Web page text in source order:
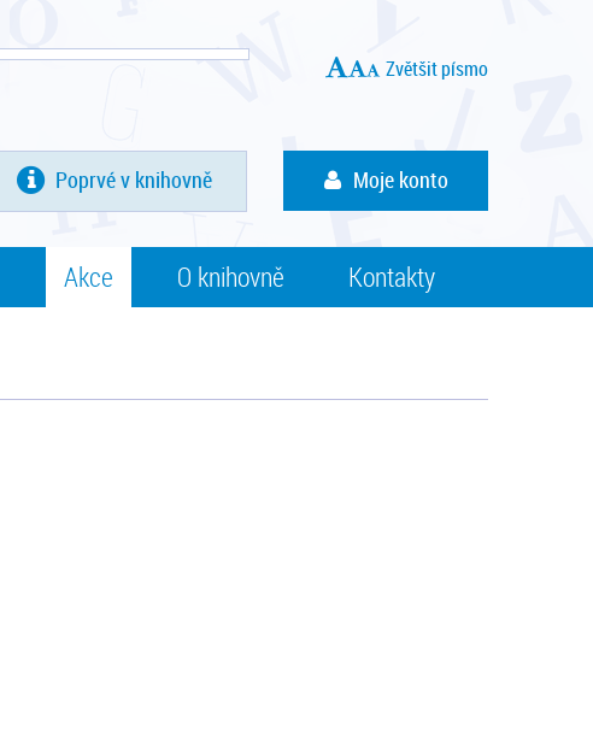
Zvětšit písmo
Poprvé v knihovně Moje konto
Akce O knihovně Kontakty